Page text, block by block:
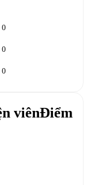
0
0
0
viênĐiểm